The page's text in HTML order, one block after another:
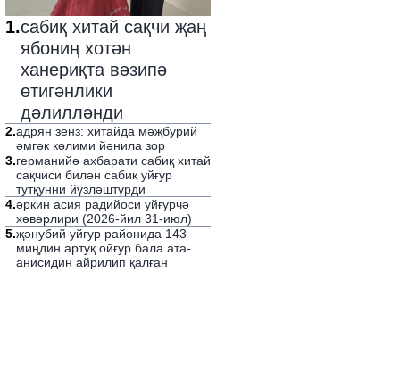
1.сабиқ хитай сақчи җаң
ябониң хотән
ханериқта вәзипә
өтигәнлики
дәлилләнди
2.адрян зенз: хитайда мәҗбурий
әмгәк көлими йәнила зор
3.германийә ахбарати сабиқ хитай
сақчиси билән сабиқ уйғур
тутқунни йүзләштүрди
4.әркин асия радийоси уйғурчә
хәвәрлири (2026-йил 31-июл)
5.җәнубий уйғур районида 143
миңдин артуқ ойғур бала ата-
анисидин айрилип қалған